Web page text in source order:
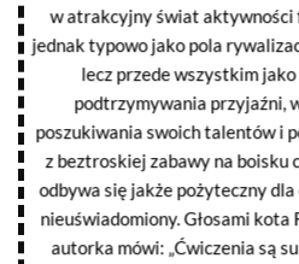
w atrakcyjny świat aktywności
jednak typowo jako pola
lecz przede wszystkim jako
podtrzymywania przyjaźni,
poszukiwania swoich talentów i
z beztroskiej zabawy na boisku
odbywa się jakże pożyteczny dla
nieuświadomiony. Głosami
autorka mówi: „Ćwiczenia są